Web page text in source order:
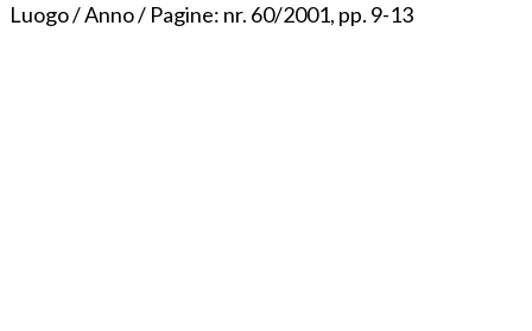
Luogo / Anno / Pagine: nr. 60/2001, pp. 9-13